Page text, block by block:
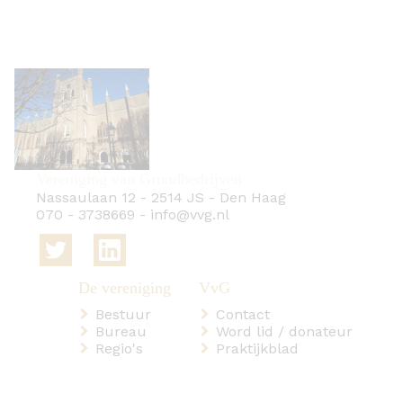
Nassaulaan 12 - 2514 JS - Den Haag
070 - 3738669 - info@vvg.nl
Bestuur
Bureau
Regio's
Contact
Word lid / donateur
Praktijkblad